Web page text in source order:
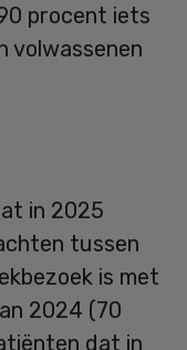
procent iets
volwassenen
in 2025
tussen
is met
2024 (70
dat in